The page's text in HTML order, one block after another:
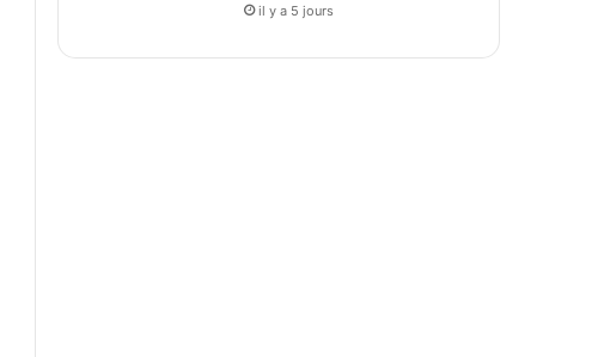
il y a 5 jours